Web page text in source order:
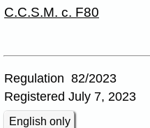
C.C.S.M. c. F80
Regulation 82/2023
Registered July 7, 2023
English only